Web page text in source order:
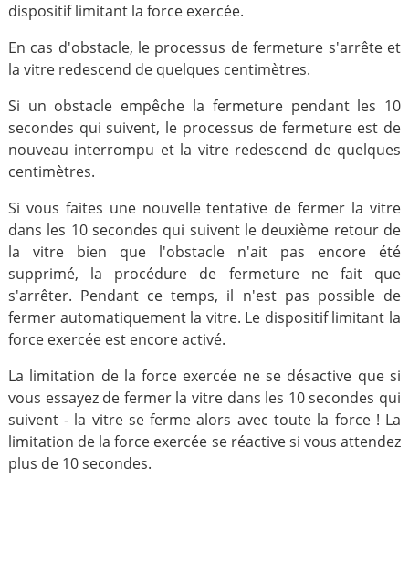
dispositif limitant la force exercée.
En cas d'obstacle, le processus de fermeture s'arrête et
la vitre redescend de quelques centimètres.
Si un obstacle empêche la fermeture pendant les 10
secondes qui suivent, le processus de fermeture est de
nouveau interrompu et la vitre redescend de quelques
centimètres.
Si vous faites une nouvelle tentative de fermer la vitre
dans les 10 secondes qui suivent le deuxième retour de
la vitre bien que l'obstacle n'ait pas encore été
supprimé, la procédure de fermeture ne fait que
s'arrêter. Pendant ce temps, il n'est pas possible de
fermer automatiquement la vitre. Le dispositif limitant la
force exercée est encore activé.
La limitation de la force exercée ne se désactive que si
vous essayez de fermer la vitre dans les 10 secondes qui
suivent - la vitre se ferme alors avec toute la force ! La
limitation de la force exercée se réactive si vous attendez
plus de 10 secondes.